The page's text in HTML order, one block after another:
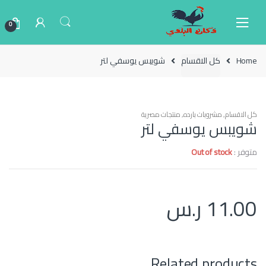
0
Home كل الاقسام شويبس يوسفي لتر
كل الاقسام,مشروبات بارده,منتجات مصرية
شويبس يوسفي لتر
متوفر :Out of stock
11.00 ر.س